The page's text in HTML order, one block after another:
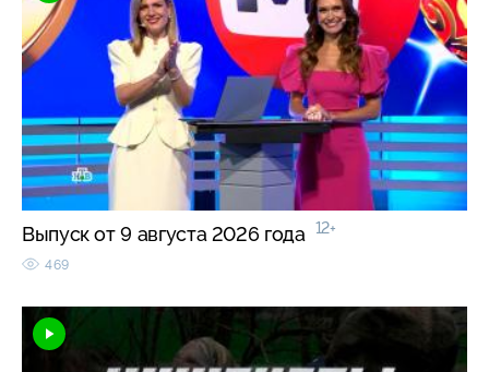
Выпуск от 9 августа 2026 года 12+
469